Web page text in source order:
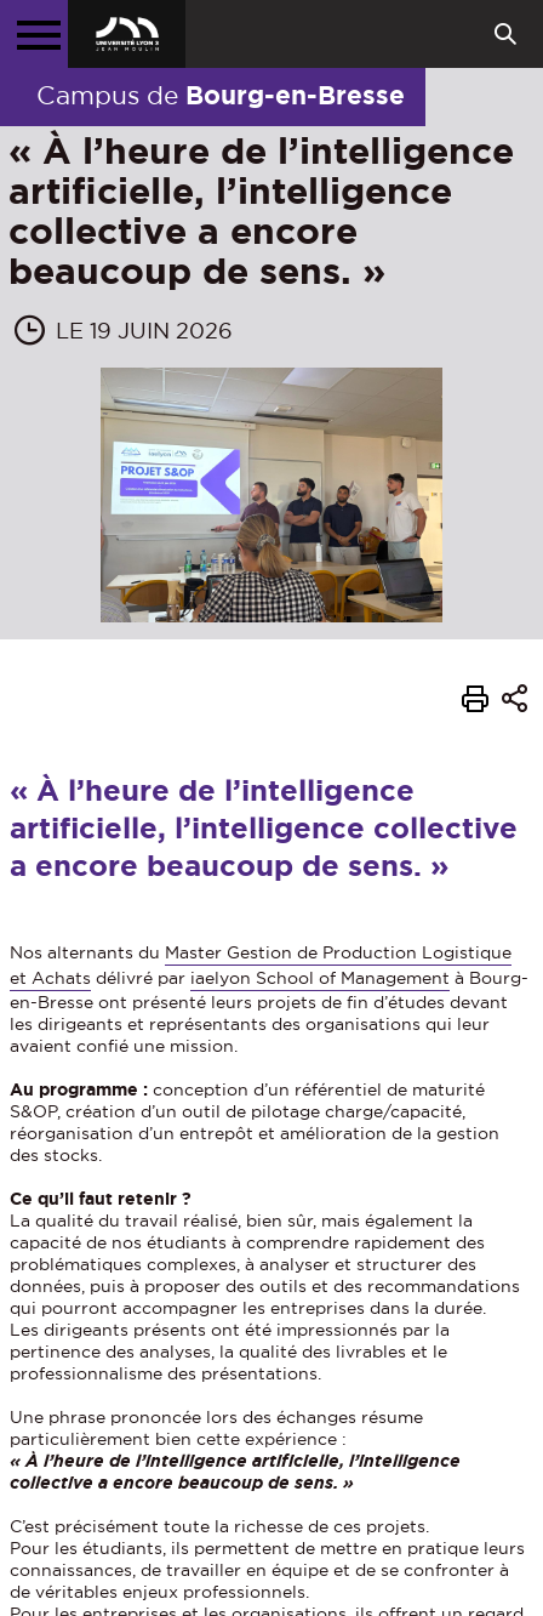
Campus de Bourg-en-Bresse
« À l’heure de l’intelligence
artificielle, l’intelligence
collective a encore
beaucoup de sens. »
LE 19 JUIN 2026
« À l’heure de l’intelligence
artificielle, l’intelligence collective
a encore beaucoup de sens. »
Nos alternants du Master Gestion de Production Logistique
et Achats délivré par iaelyon School of Management à Bourg-
en-Bresse ont présenté leurs projets de fin d’études devant
les dirigeants et représentants des organisations qui leur
avaient confié une mission.
Au programme : conception d’un référentiel de maturité
S&OP, création d’un outil de pilotage charge/capacité,
réorganisation d’un entrepôt et amélioration de la gestion
des stocks.
Ce qu’il faut retenir ?
La qualité du travail réalisé, bien sûr, mais également la
capacité de nos étudiants à comprendre rapidement des
problématiques complexes, à analyser et structurer des
données, puis à proposer des outils et des recommandations
qui pourront accompagner les entreprises dans la durée.
Les dirigeants présents ont été impressionnés par la
pertinence des analyses, la qualité des livrables et le
professionnalisme des présentations.
Une phrase prononcée lors des échanges résume
particulièrement bien cette expérience :
« À l’heure de l’intelligence artificielle, l’intelligence
collective a encore beaucoup de sens. »
C’est précisément toute la richesse de ces projets.
Pour les étudiants, ils permettent de mettre en pratique leurs
connaissances, de travailler en équipe et de se confronter à
de véritables enjeux professionnels.